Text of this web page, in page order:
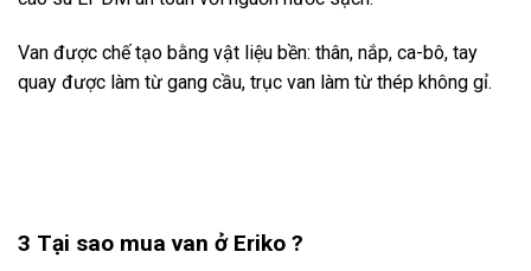
Van được chế tạo bằng vật liệu bền: thân, nắp, ca-bô, tay
quay được làm từ gang cầu, trục van làm từ thép không gỉ.
3 Tại sao mua van ở Eriko ?